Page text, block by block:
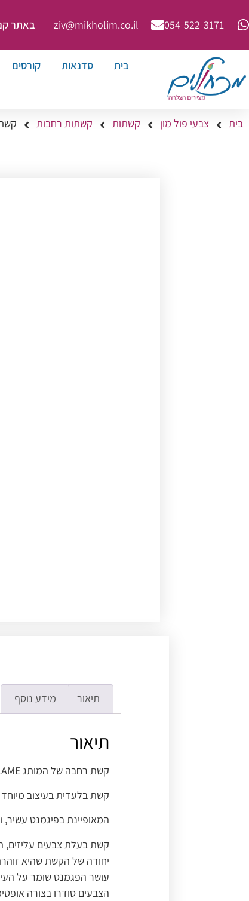
054-522-3171⁩
ziv@mikholim.co.il באתר
בית סדנאות קורסים
בית צבעי פול מון קשתות קשתות רחבות
תיאור מידע נוסף
תיאור
קשת רחבה של המותג FLAME
קשת בלעדית בעיצוב מיוחד
המאופיינת בפיגמנט
קשת בעלת צבעים עליזים,
יחודה של הקשת שהיא
עושר הפגמנט שומר על
הצבעים סודרו בצורה